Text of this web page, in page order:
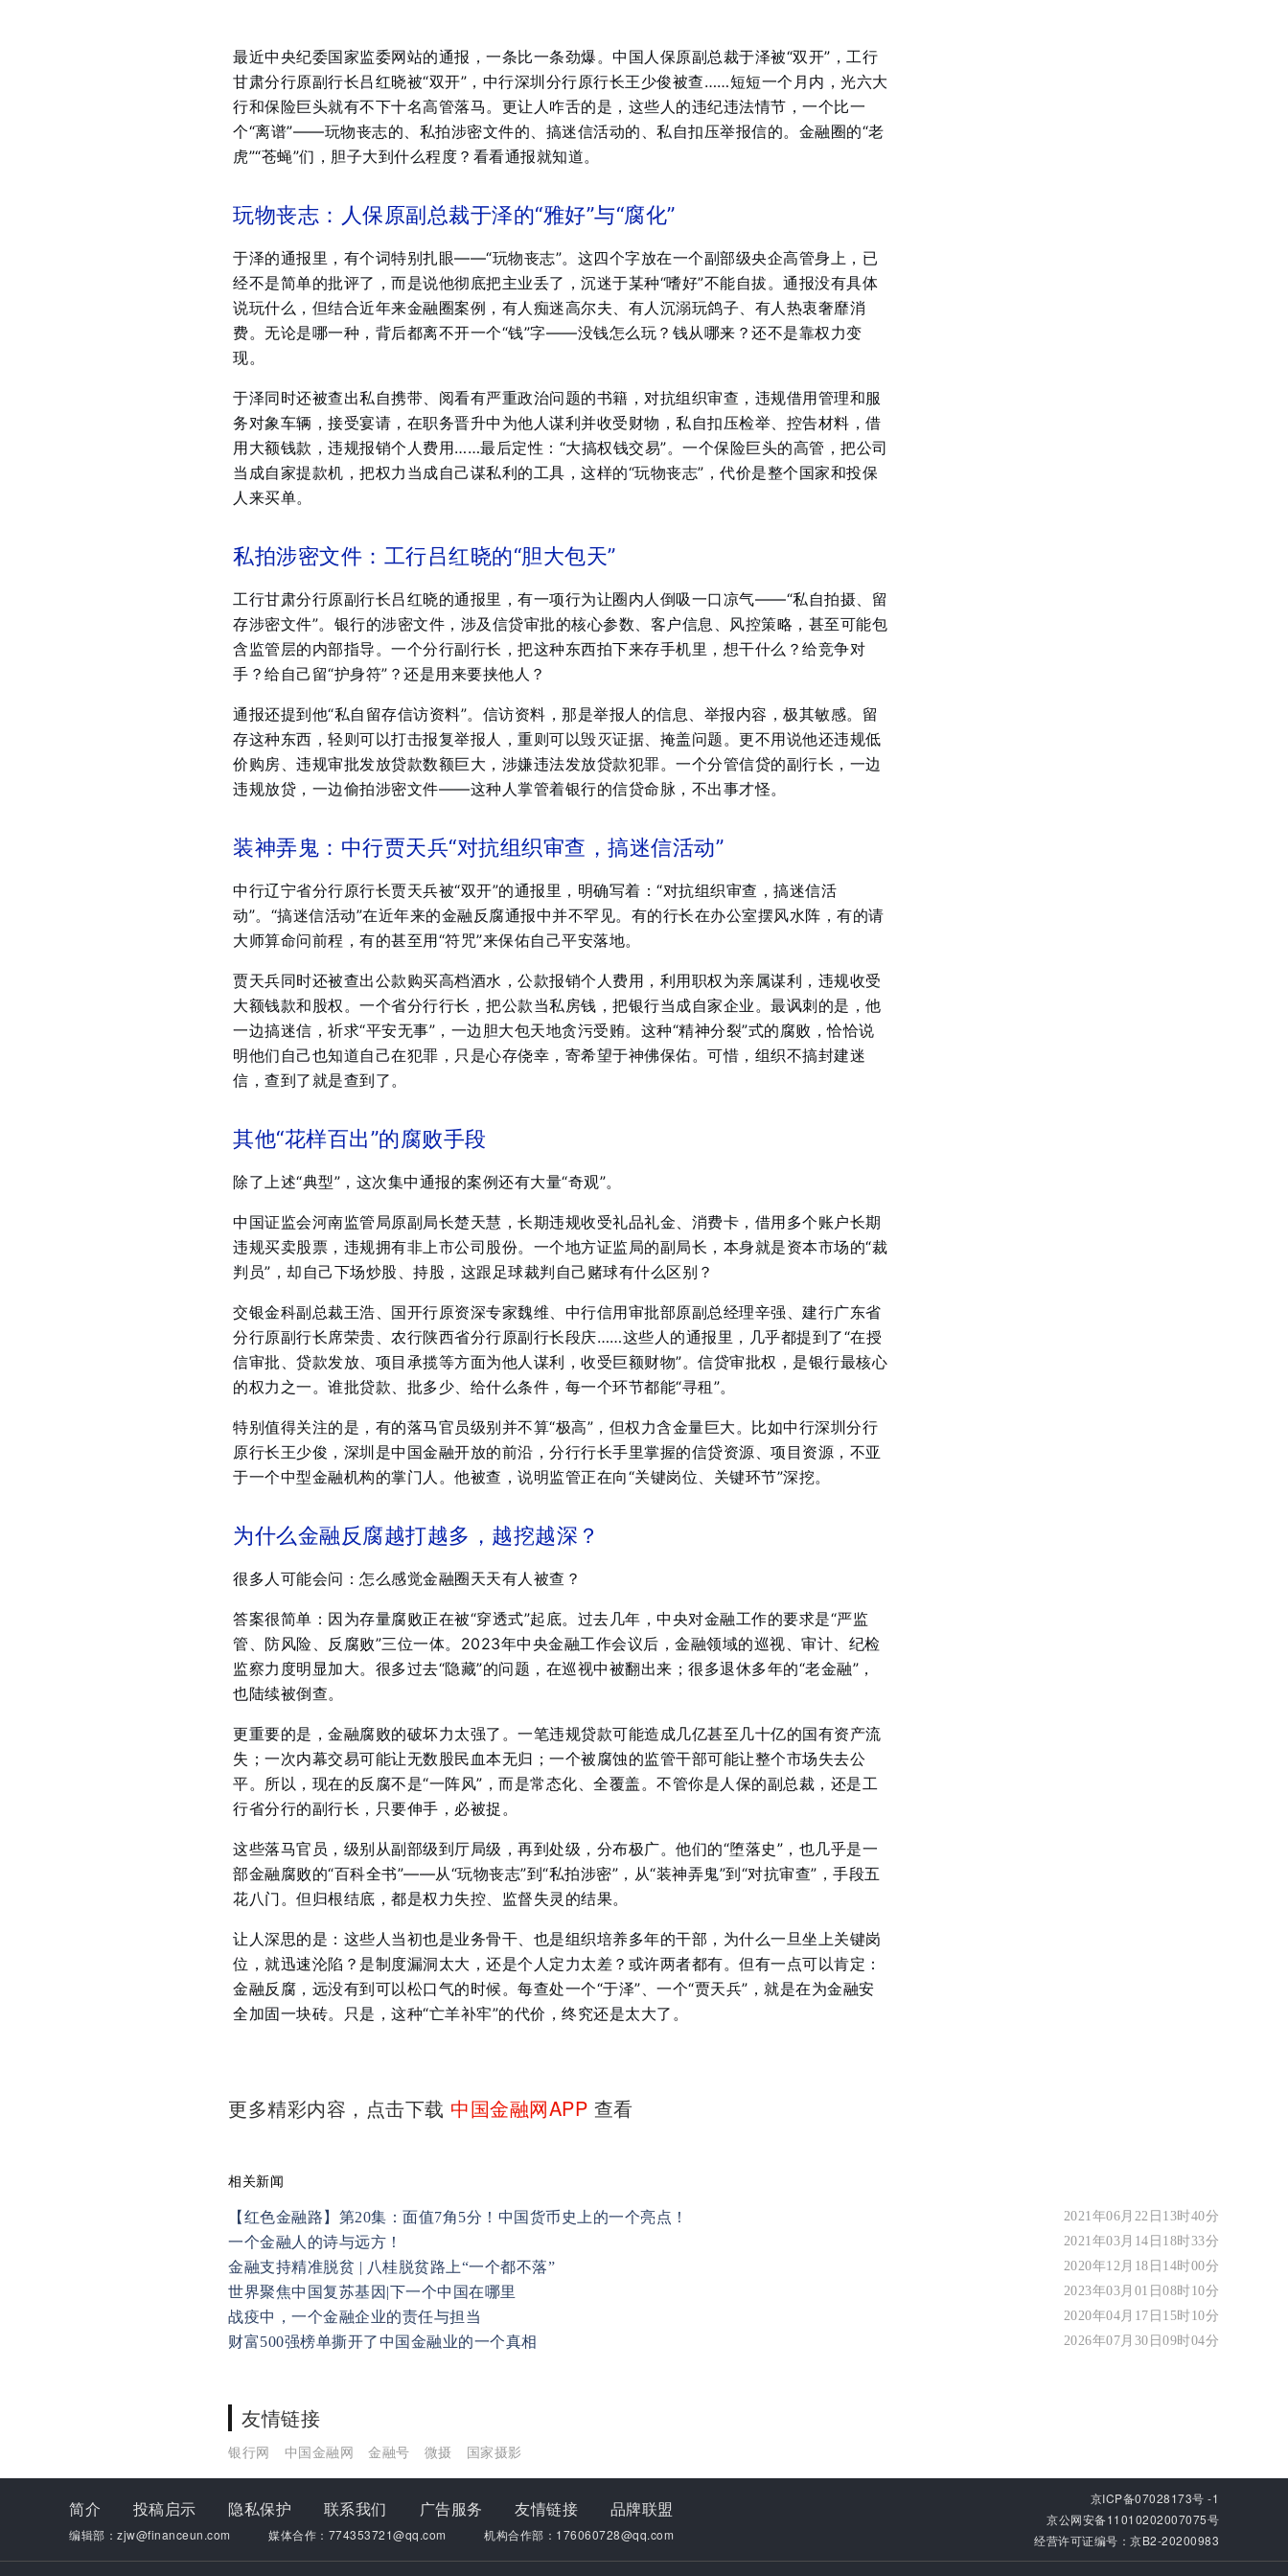
最近中央纪委国家监委网站的通报，一条比一条劲爆。中国人保原副总裁于泽被“双开”，工行
甘肃分行原副行长吕红晓被“双开”，中行深圳分行原行长王少俊被查……短短一个月内，光六大
行和保险巨头就有不下十名高管落马。更让人咋舌的是，这些人的违纪违法情节，一个比一
个“离谱”——玩物丧志的、私拍涉密文件的、搞迷信活动的、私自扣压举报信的。金融圈的“老
虎”“苍蝇”们，胆子大到什么程度？看看通报就知道。
玩物丧志：人保原副总裁于泽的“雅好”与“腐化”
于泽的通报里，有个词特别扎眼——“玩物丧志”。这四个字放在一个副部级央企高管身上，已
经不是简单的批评了，而是说他彻底把主业丢了，沉迷于某种“嗜好”不能自拔。通报没有具体
说玩什么，但结合近年来金融圈案例，有人痴迷高尔夫、有人沉溺玩鸽子、有人热衷奢靡消
费。无论是哪一种，背后都离不开一个“钱”字——没钱怎么玩？钱从哪来？还不是靠权力变
现。
于泽同时还被查出私自携带、阅看有严重政治问题的书籍，对抗组织审查，违规借用管理和服
务对象车辆，接受宴请，在职务晋升中为他人谋利并收受财物，私自扣压检举、控告材料，借
用大额钱款，违规报销个人费用……最后定性：“大搞权钱交易”。一个保险巨头的高管，把公司
当成自家提款机，把权力当成自己谋私利的工具，这样的“玩物丧志”，代价是整个国家和投保
人来买单。
私拍涉密文件：工行吕红晓的“胆大包天”
工行甘肃分行原副行长吕红晓的通报里，有一项行为让圈内人倒吸一口凉气——“私自拍摄、留
存涉密文件”。银行的涉密文件，涉及信贷审批的核心参数、客户信息、风控策略，甚至可能包
含监管层的内部指导。一个分行副行长，把这种东西拍下来存手机里，想干什么？给竞争对
手？给自己留“护身符”？还是用来要挟他人？
通报还提到他“私自留存信访资料”。信访资料，那是举报人的信息、举报内容，极其敏感。留
存这种东西，轻则可以打击报复举报人，重则可以毁灭证据、掩盖问题。更不用说他还违规低
价购房、违规审批发放贷款数额巨大，涉嫌违法发放贷款犯罪。一个分管信贷的副行长，一边
违规放贷，一边偷拍涉密文件——这种人掌管着银行的信贷命脉，不出事才怪。
装神弄鬼：中行贾天兵“对抗组织审查，搞迷信活动”
中行辽宁省分行原行长贾天兵被“双开”的通报里，明确写着：“对抗组织审查，搞迷信活
动”。“搞迷信活动”在近年来的金融反腐通报中并不罕见。有的行长在办公室摆风水阵，有的请
大师算命问前程，有的甚至用“符咒”来保佑自己平安落地。
贾天兵同时还被查出公款购买高档酒水，公款报销个人费用，利用职权为亲属谋利，违规收受
大额钱款和股权。一个省分行行长，把公款当私房钱，把银行当成自家企业。最讽刺的是，他
一边搞迷信，祈求“平安无事”，一边胆大包天地贪污受贿。这种“精神分裂”式的腐败，恰恰说
明他们自己也知道自己在犯罪，只是心存侥幸，寄希望于神佛保佑。可惜，组织不搞封建迷
信，查到了就是查到了。
其他“花样百出”的腐败手段
除了上述“典型”，这次集中通报的案例还有大量“奇观”。
中国证监会河南监管局原副局长楚天慧，长期违规收受礼品礼金、消费卡，借用多个账户长期
违规买卖股票，违规拥有非上市公司股份。一个地方证监局的副局长，本身就是资本市场的“裁
判员”，却自己下场炒股、持股，这跟足球裁判自己赌球有什么区别？
交银金科副总裁王浩、国开行原资深专家魏维、中行信用审批部原副总经理辛强、建行广东省
分行原副行长席荣贵、农行陕西省分行原副行长段庆……这些人的通报里，几乎都提到了“在授
信审批、贷款发放、项目承揽等方面为他人谋利，收受巨额财物”。信贷审批权，是银行最核心
的权力之一。谁批贷款、批多少、给什么条件，每一个环节都能“寻租”。
特别值得关注的是，有的落马官员级别并不算“极高”，但权力含金量巨大。比如中行深圳分行
原行长王少俊，深圳是中国金融开放的前沿，分行行长手里掌握的信贷资源、项目资源，不亚
于一个中型金融机构的掌门人。他被查，说明监管正在向“关键岗位、关键环节”深挖。
为什么金融反腐越打越多，越挖越深？
很多人可能会问：怎么感觉金融圈天天有人被查？
答案很简单：因为存量腐败正在被“穿透式”起底。过去几年，中央对金融工作的要求是“严监
管、防风险、反腐败”三位一体。2023年中央金融工作会议后，金融领域的巡视、审计、纪检
监察力度明显加大。很多过去“隐藏”的问题，在巡视中被翻出来；很多退休多年的“老金融”，
也陆续被倒查。
更重要的是，金融腐败的破坏力太强了。一笔违规贷款可能造成几亿甚至几十亿的国有资产流
失；一次内幕交易可能让无数股民血本无归；一个被腐蚀的监管干部可能让整个市场失去公
平。所以，现在的反腐不是“一阵风”，而是常态化、全覆盖。不管你是人保的副总裁，还是工
行省分行的副行长，只要伸手，必被捉。
这些落马官员，级别从副部级到厅局级，再到处级，分布极广。他们的“堕落史”，也几乎是一
部金融腐败的“百科全书”——从“玩物丧志”到“私拍涉密”，从“装神弄鬼”到“对抗审查”，手段五
花八门。但归根结底，都是权力失控、监督失灵的结果。
让人深思的是：这些人当初也是业务骨干、也是组织培养多年的干部，为什么一旦坐上关键岗
位，就迅速沦陷？是制度漏洞太大，还是个人定力太差？或许两者都有。但有一点可以肯定：
金融反腐，远没有到可以松口气的时候。每查处一个“于泽”、一个“贾天兵”，就是在为金融安
全加固一块砖。只是，这种“亡羊补牢”的代价，终究还是太大了。
更多精彩内容，点击下载 中国金融网APP 查看
相关新闻
【红色金融路】第20集：面值7角5分！中国货币史上的一个亮点！ 2021年06月22日13时40分
一个金融人的诗与远方！ 2021年03月14日18时33分
金融支持精准脱贫 | 八桂脱贫路上“一个都不落” 2020年12月18日14时00分
世界聚焦中国复苏基因|下一个中国在哪里 2023年03月01日08时10分
战疫中，一个金融企业的责任与担当 2020年04月17日15时10分
财富500强榜单撕开了中国金融业的一个真相 2026年07月30日09时04分
友情链接
银行网 中国金融网 金融号 微摄 国家摄影
简介 投稿启示 隐私保护 联系我们 广告服务 友情链接 品牌联盟
编辑部：zjw@financeun.com 媒体合作：774353721@qq.com 机构合作部：176060728@qq.com
京ICP备07028173号 -1
京公网安备11010202007075号
经营许可证编号：京B2-20200983